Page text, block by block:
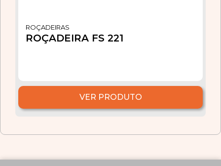
ROÇADEIRAS
ROÇADEIRA FS 221
VER PRODUTO